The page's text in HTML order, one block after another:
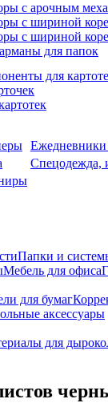
с арочным
с шириной
с шириной
для папок
для
Ежедневники
Спецодежда,
Папки и
Мебель для офиса
для бумаг
аксессуары
для